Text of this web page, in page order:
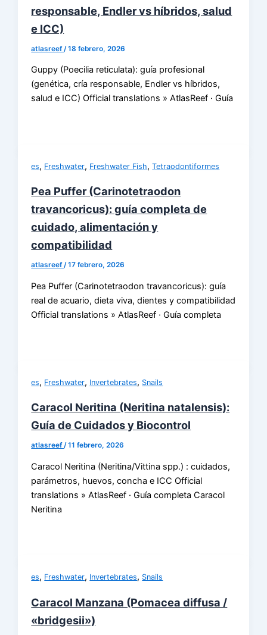
responsable, Endler vs híbridos, salud
e ICC)
atlasreef /18 febrero, 2026
Guppy (Poecilia reticulata): guía profesional
(genética, cría responsable, Endler vs híbridos,
salud e ICC) Official translations » AtlasReef · Guía
es, Freshwater, Freshwater Fish,Tetraodontiformes
Pea Puffer (Carinotetraodon
travancoricus): guía completa de
cuidado, alimentación y
compatibilidad
atlasreef/17 febrero, 2026
Pea Puffer (Carinotetraodon travancoricus): guía
real de acuario, dieta viva, dientes y compatibilidad
Official translations » AtlasReef · Guía completa
es, Freshwater, Invertebrates, Snails
Caracol Neritina (Neritina natalensis):
Guía de Cuidados y Biocontrol
atlasreef/11 febrero, 2026
Caracol Neritina (Neritina/Vittina spp.) : cuidados,
parámetros, huevos, concha e ICC Official
translations » AtlasReef · Guía completa Caracol
Neritina
es, Freshwater, Invertebrates, Snails
Caracol Manzana (Pomacea diffusa /
«bridgesii»)